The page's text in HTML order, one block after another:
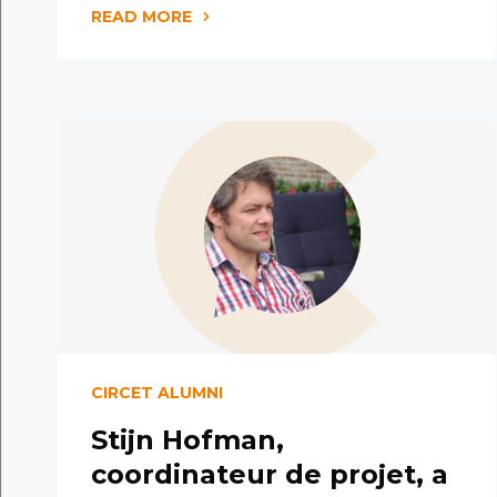
READ MORE
CIRCET ALUMNI
Stijn Hofman,
coordinateur de projet, a